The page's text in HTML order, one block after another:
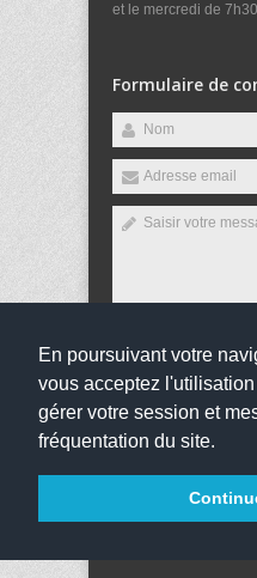
En poursuivant votre
vous acceptez
gérer votre session et
fréquentation du site.
et le mercredi de
Formulaire de
Envoyer
droits